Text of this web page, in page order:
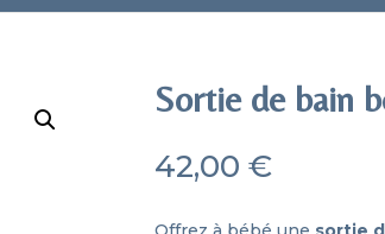
Sortie de bain
42,00€